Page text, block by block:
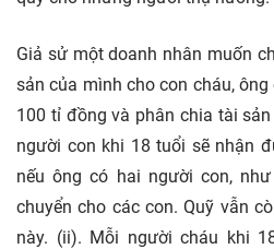
Giả sử một doanh nhân muốn
sản của mình cho con cháu,
100 tỉ đồng và phân chia tài
người con khi 18 tuổi sẽ nhận
nếu ông có hai người con,
chuyển cho các con. Quỹ vẫn
này. (ii). Mỗi người cháu khi